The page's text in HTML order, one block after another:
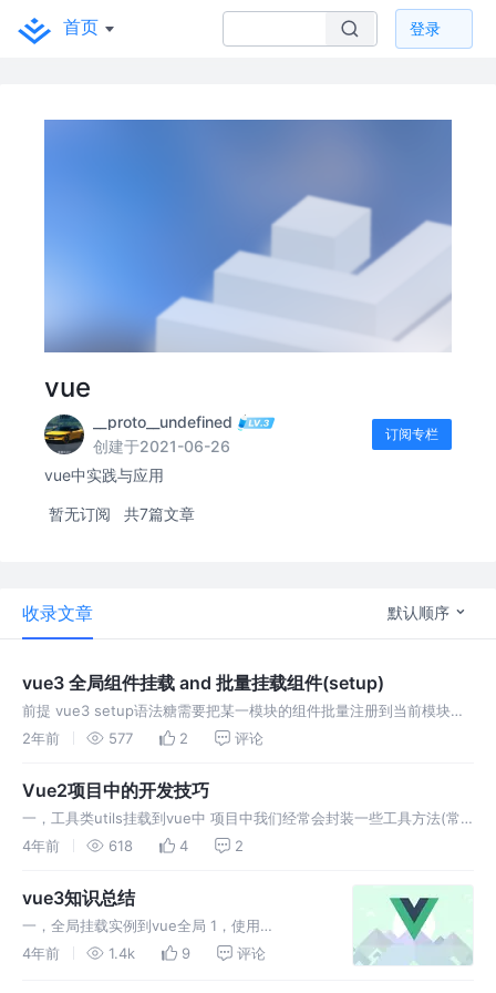
首页 登录
vue
__proto__undefined
创建于2021-06-26
订阅专栏
vue中实践与应用
暂无订阅 共7篇文章
收录文章 默认顺序
vue3 全局组件挂载 and 批量挂载组件(setup)
前提 vue3 setup语法糖需要把某一模块的组件批量注册到当前模块的
主文件中，第一想法是用全局挂载的方式，但是这些组件重复在全局上
2年前 577 2 评论
Vue2项目中的开发技巧
一，工具类utils挂载到vue中 项目中我们经常会封装一些工具方法(常
用的方法)到src/utils文件夹中，然后通过导出(export)/引入
4年前 618 4 2
vue3知识总结
一，全局挂载实例到vue全局 1，使用
app.config.globalProperties 比如经常使用的
4年前 1.4k 9 评论